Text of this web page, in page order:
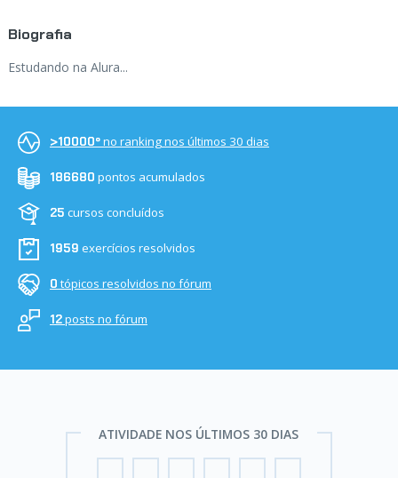
Biografia
Estudando na Alura...
>10000ºno ranking nos últimos 30 dias
186680 pontos acumulados
25 cursos concluídos
1959 exercícios resolvidos
0 tópicos resolvidos no fórum
12posts no fórum
ATIVIDADE NOS ÚLTIMOS 30 DIAS